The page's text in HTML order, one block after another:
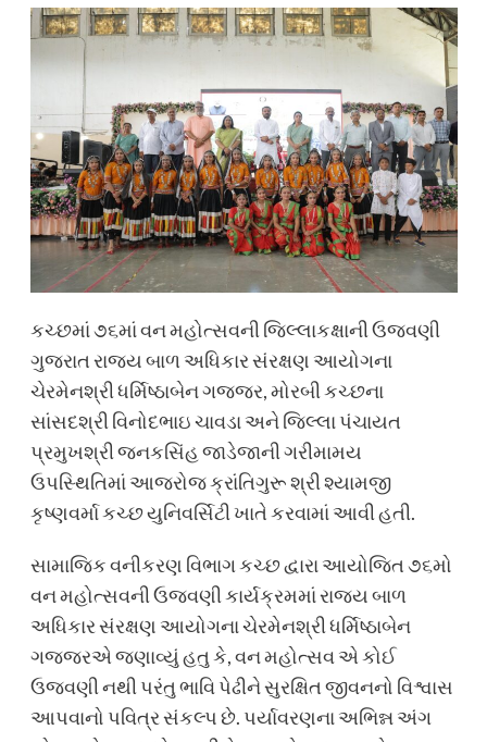
કચ્છમાં ૭૬માં વન મહોત્સવની જિલ્લાકક્ષાની ઉજવણી
ગુજરાત રાજ્ય બાળ અધિકાર સંરક્ષણ આયોગના
ચેરમેનશ્રી ધર્મિષ્ઠાબેન ગજ્જર, મોરબી કચ્છના
સાંસદશ્રી વિનોદભાઇ ચાવડા અને જિલ્લા પંચાયત
પ્રમુખશ્રી જનકસિંહ જાડેજાની ગરીમામય
ઉપસ્થિતિમાં આજરોજ ક્રાંતિગુરૂ શ્રી શ્યામજી
કૃષ્ણવર્મા કચ્છ યુનિવર્સિટી ખાતે કરવામાં આવી હતી.
સામાજિક વનીકરણ વિભાગ કચ્છ દ્વારા આયોજિત ૭૬મો
વન મહોત્સવની ઉજવણી કાર્યક્રમમાં રાજ્ય બાળ
અધિકાર સંરક્ષણ આયોગના ચેરમેનશ્રી ધર્મિષ્ઠાબેન
ગજ્જરએ જણાવ્યું હતુ કે, વન મહોત્સવ એ કોઈ
ઉજવણી નથી પરંતુ ભાવિ પેઢીને સુરક્ષિત જીવનનો વિશ્વાસ
આપવાનો પવિત્ર સંકલ્પ છે. પર્યાવરણના અભિન્ન અંગ